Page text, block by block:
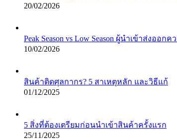
20/02/2026
Peak Season vs Low Season ผู้นำเข้าส่งออกค
10/02/2026
สินค้าติดศุลกากร? 5 สาเหตุหลัก และวิธีแก้
01/12/2025
5 สิ่งที่ต้องเตรียมก่อนนำเข้าสินค้าครั้งแรก
25/11/2025